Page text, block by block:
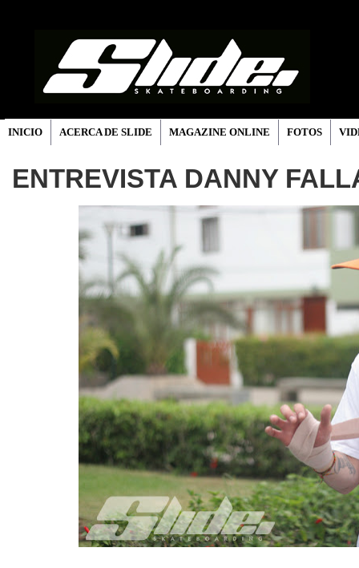
INICIO ACERCA DE SLIDE MAGAZINE ONLINE FOTOS
ENTREVISTA DANNY